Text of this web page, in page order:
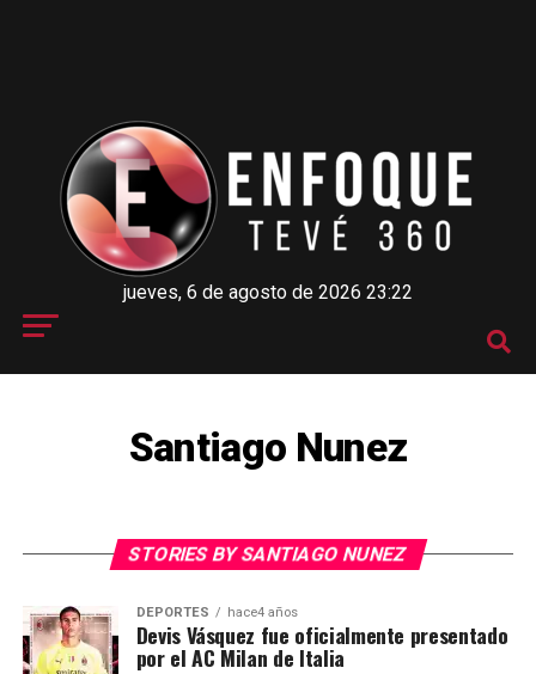
jueves, 6 de agosto de 2026 23:22
Santiago Nunez
STORIES BY SANTIAGO NUNEZ
DEPORTES hace4 años
Devis Vásquez fue oficialmente presentado
por el AC Milan de Italia